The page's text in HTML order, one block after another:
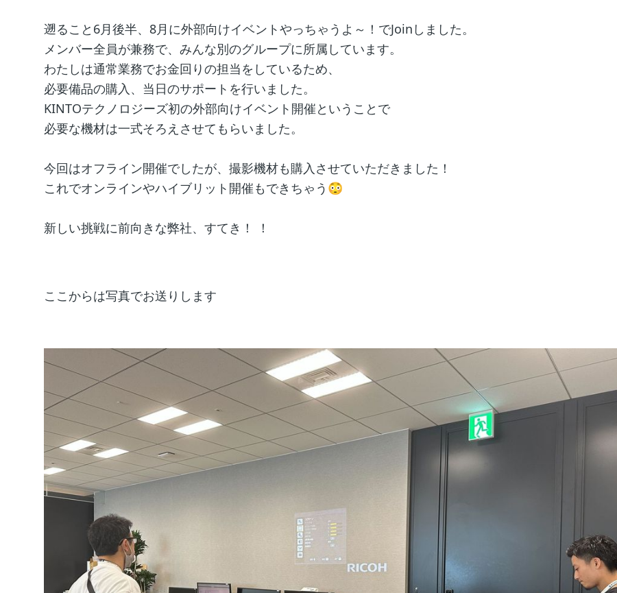
遡ること6月後半、8月に外部向けイベントやっちゃうよ～！でJoinしました。
メンバー全員が兼務で、みんな別のグループに所属しています。
わたしは通常業務でお金回りの担当をしているため、
必要備品の購入、当日のサポートを行いました。
KINTOテクノロジーズ初の外部向けイベント開催ということで
必要な機材は一式そろえさせてもらいました。
今回はオフライン開催でしたが、撮影機材も購入させていただきました！
これでオンラインやハイブリット開催もできちゃう😳
新しい挑戦に前向きな弊社、すてき！ ！
ここからは写真でお送りします